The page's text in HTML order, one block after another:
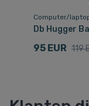
Computer/
Db Hugger
95 EUR 119